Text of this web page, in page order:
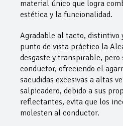
material único que logra
estética y la funcionalidad.
Agradable al tacto, distintivo
punto de vista práctico la
desgaste y transpirable,
conductor, ofreciendo el
sacudidas excesivas a altas
salpicadero, debido a sus
reflectantes, evita que los
molesten al conductor.